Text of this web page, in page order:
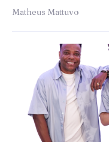
Matheus Mattuvo